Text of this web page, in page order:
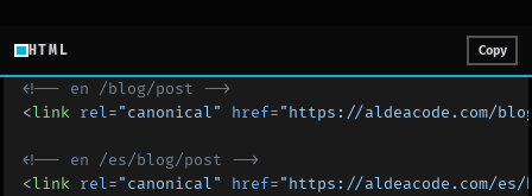
HTML Copy
<!-- en /blog/post -->
<link rel="canonical" href="https://aldeacode.com/
<!-- en /es/blog/post -->
<link rel="canonical" href="https://aldeacode.com/